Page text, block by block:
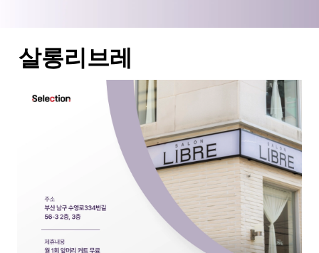
살롱리브레